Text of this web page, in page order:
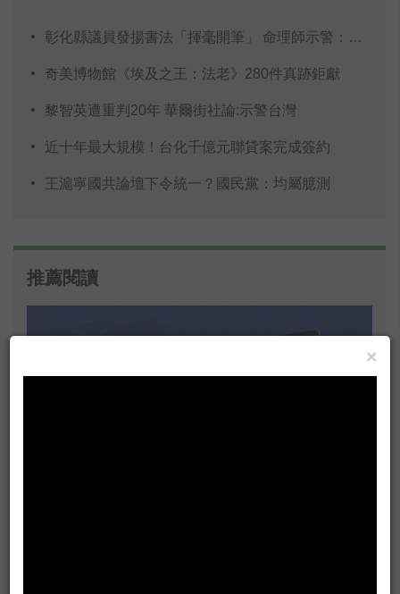
彰化縣議員發揚書法「揮毫開筆」 命理師示警：不
奇美博物館《埃及之王：法老》280件真跡鉅獻
黎智英遭重判20年 華爾街社論:示警台灣
近十年最大規模！台化千億元聯貸案完成簽約
王滬寧國共論壇下令統一？國民黨：均屬臆測
推薦閱讀
×